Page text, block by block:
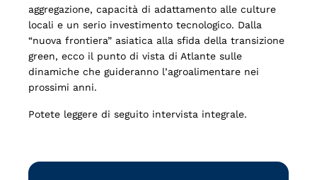
aggregazione, capacità di adattamento alle culture
locali e un serio investimento tecnologico. Dalla
“nuova frontiera” asiatica alla sfida della transizione
green, ecco il punto di vista di Atlante sulle
dinamiche che guideranno l’agroalimentare nei
prossimi anni.
Potete leggere di seguito intervista integrale.